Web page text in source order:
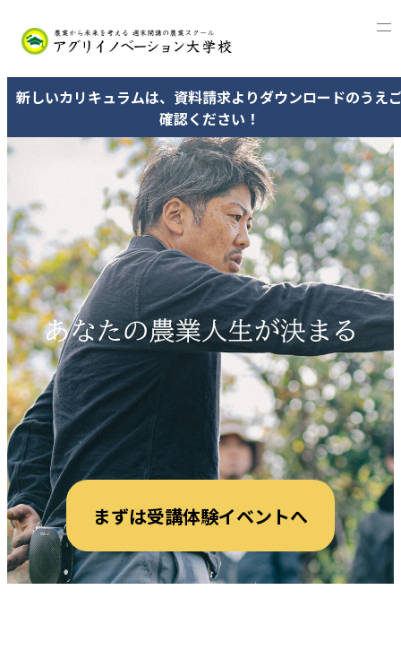
新しいカリキュラムは、資料請求よりダウンロードのうえ
確認ください！
まずは受講体験イベントへ